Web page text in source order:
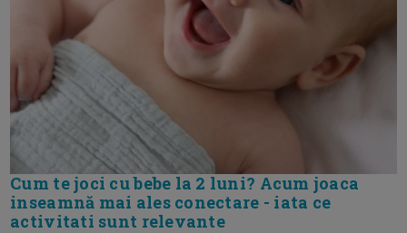
Cum te joci cu bebe la 2 luni? Acum joaca
inseamnă mai ales conectare - iata ce
activitati sunt relevante